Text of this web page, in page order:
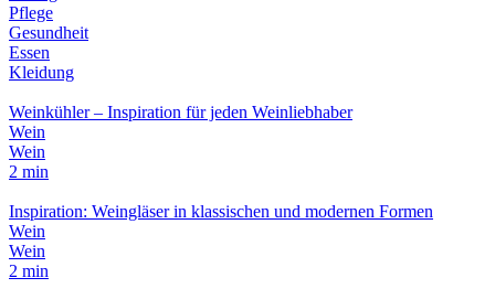
Pflege
Gesundheit
Essen
Kleidung
Weinkühler – Inspiration für jeden Weinliebhaber
Wein
Wein
2 min
Inspiration: Weingläser in klassischen und modernen Formen
Wein
Wein
2 min